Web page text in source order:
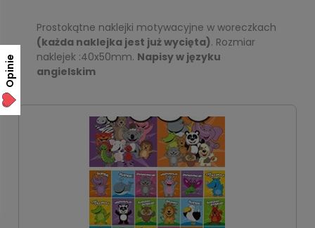
Prostokątne naklejki motywacyjne w woreczkach
(każda naklejka jest już wycięta). Rozmiar
naklejek :40x50mm. Napisy w języku
angielskim
Opinie